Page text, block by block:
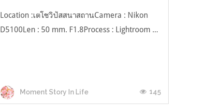
Location :เตโชวิปัสสนาสถานCamera : Nikon
D5100Len : 50 mm. F1.8Process : Lightroom ...
Moment Story In Life 145